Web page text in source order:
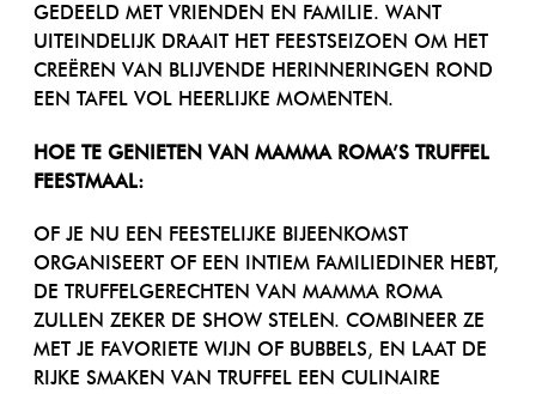
GEDEELD MET VRIENDEN EN FAMILIE. WANT
UITEINDELIJK DRAAIT HET FEESTSEIZOEN OM HET
CREËREN VAN BLIJVENDE HERINNERINGEN ROND
EEN TAFEL VOL HEERLIJKE MOMENTEN.
HOE TE GENIETEN VAN MAMMA ROMA’S TRUFFEL
FEESTMAAL:
OF JE NU EEN FEESTELIJKE BIJEENKOMST
ORGANISEERT OF EEN INTIEM FAMILIEDINER HEBT,
DE TRUFFELGERECHTEN VAN MAMMA ROMA
ZULLEN ZEKER DE SHOW STELEN. COMBINEER ZE
MET JE FAVORIETE WIJN OF BUBBELS, EN LAAT DE
RIJKE SMAKEN VAN TRUFFEL EEN CULINAIRE